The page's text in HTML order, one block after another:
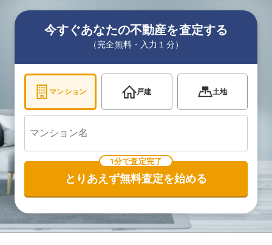
今すぐあなたの不動産を査定する
（完全無料・入力１分）
マンション 戸建 土地
1分で査定完了
とりあえず無料査定を始める